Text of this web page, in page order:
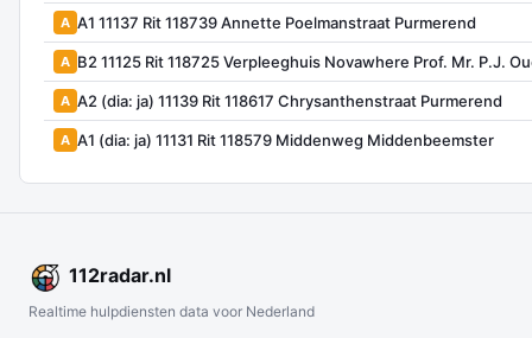
A A1 11137 Rit 118739 Annette Poelmanstraat Purmerend
A B2 11125 Rit 118725 Verpleeghuis Novawhere Prof. Mr. P.J.
A A2 (dia: ja) 11139 Rit 118617 Chrysanthenstraat Purmerend
A A1 (dia: ja) 11131 Rit 118579 Middenweg Middenbeemster
112radar.nl
Realtime hulpdiensten data voor Nederland